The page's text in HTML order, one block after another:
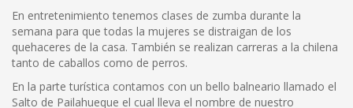
En entretenimiento tenemos clases de zumba durante la
semana para que todas la mujeres se distraigan de los
quehaceres de la casa. También se realizan carreras a la chilena
tanto de caballos como de perros.
En la parte turística contamos con un bello balneario llamado el
Salto de Pailahueque el cual lleva el nombre de nuestro